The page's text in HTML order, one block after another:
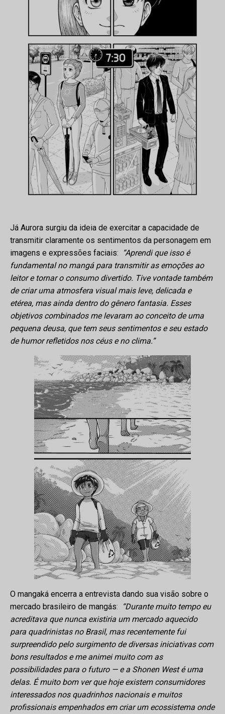
Já Aurora surgiu da ideia de exercitar a capacidade de
transmitir claramente os sentimentos da personagem em
imagens e expressões faciais:
“Aprendi que isso é
fundamental no mangá para transmitir as emoções ao
leitor e tornar o consumo divertido. Tive vontade também
de criar uma atmosfera visual mais leve, delicada e
etérea, mas ainda dentro do gênero fantasia. Esses
objetivos combinados me levaram ao conceito de uma
pequena deusa, que tem seus sentimentos e seu estado
de humor refletidos nos céus e no clima.”
O mangaká encerra a entrevista dando sua visão sobre o
mercado brasileiro de mangás:
“Durante muito tempo eu
acreditava que nunca existiria um mercado aquecido
para quadrinistas no Brasil, mas recentemente fui
surpreendido pelo surgimento de diversas iniciativas com
bons resultados e me animei muito com as
possibilidades para o futuro — e a Shonen West é uma
delas. É muito bom ver que hoje existem consumidores
interessados nos quadrinhos nacionais e muitos
profissionais empenhados em criar um ecossistema onde